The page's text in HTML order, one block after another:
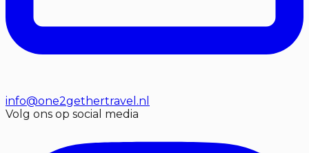
info@one2gethertravel.nl
Volg ons op social media